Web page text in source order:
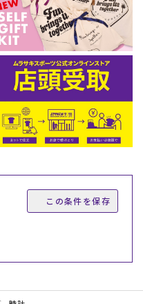
この条件を保存